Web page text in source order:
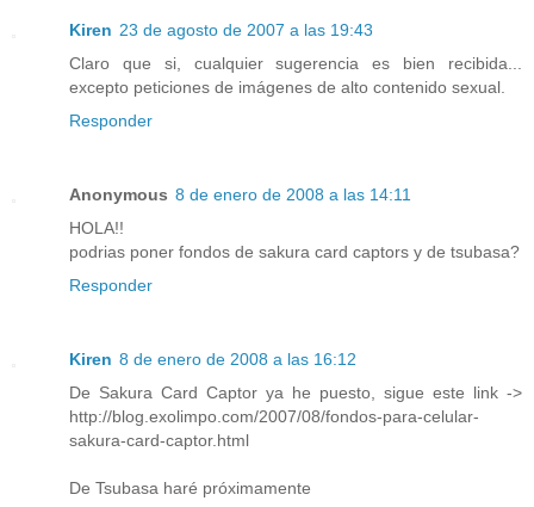
Kiren 23 de agosto de 2007 a las 19:43
Claro que si, cualquier sugerencia es bien recibida...
excepto peticiones de imágenes de alto contenido sexual.
Responder
Anonymous 8 de enero de 2008 a las 14:11
HOLA!!
podrias poner fondos de sakura card captors y de tsubasa?
Responder
Kiren 8 de enero de 2008 a las 16:12
De Sakura Card Captor ya he puesto, sigue este link ->
http://blog.exolimpo.com/2007/08/fondos-para-celular-
sakura-card-captor.html
De Tsubasa haré próximamente